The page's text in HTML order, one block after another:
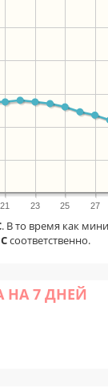
21 23 25 27
. В то время как
соответственно.
НА 7 ДНЕЙ